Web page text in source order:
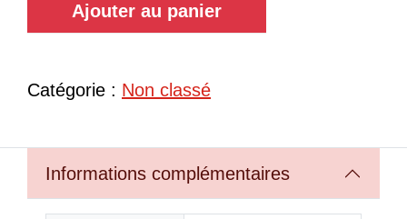
Ajouter au panier
Catégorie : Non classé
Informations complémentaires